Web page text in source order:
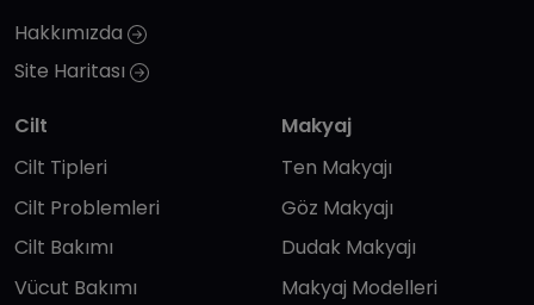
Hakkımızda
Site Haritası
Cilt
Cilt Tipleri
Cilt Problemleri
Cilt Bakımı
Vücut Bakımı
Makyaj
Ten Makyajı
Göz Makyajı
Dudak Makyajı
Makyaj Modelleri